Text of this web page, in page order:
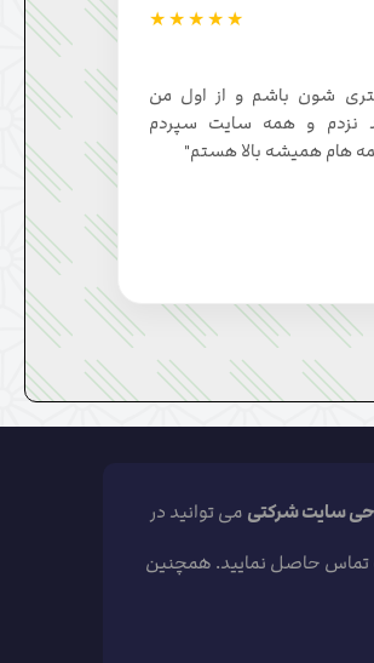
★★★★★
شون باشم و از اول من
و همه سایت سپردم
هام همیشه بالا هستم"
سایت شرکتی می توانید در
چهارشنبه تماس حاصل نمایید. همچنین